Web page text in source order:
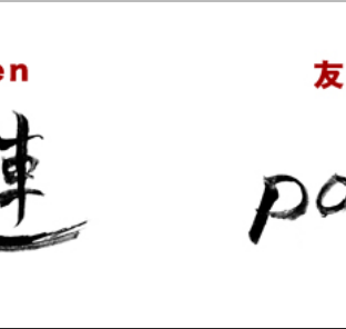
Mahjong convivial